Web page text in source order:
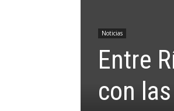
Noticias
Entre
con